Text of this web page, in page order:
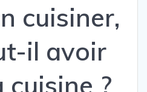
cuisiner,
il avoir
cuisine ?